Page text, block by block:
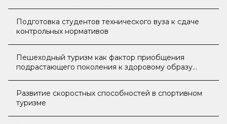
Подготовка студентов технического вуза к сдаче
контрольных нормативов
Пешеходный туризм как фактор приобщения
подрастающего поколения к здоровому образу
Развитие скоростных способностей в спортивном
туризме